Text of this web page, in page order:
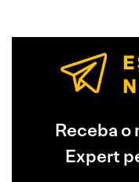
Receba o
Expert